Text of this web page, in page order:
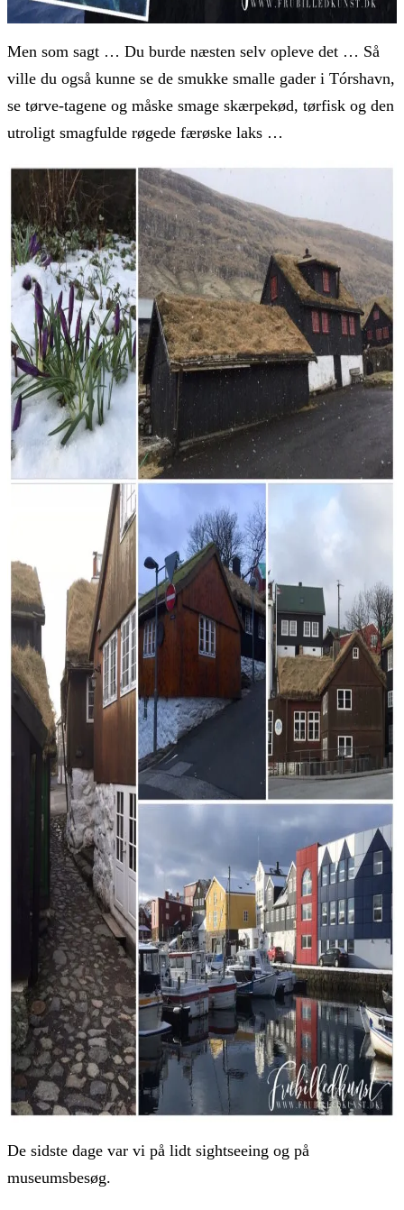
Men som sagt … Du burde næsten selv opleve det … Så
ville du også kunne se de smukke smalle gader i Tórshavn,
se tørve-tagene og måske smage skærpekød, tørfisk og den
utroligt smagfulde røgede færøske laks …
De sidste dage var vi på lidt sightseeing og på
museumsbesøg.